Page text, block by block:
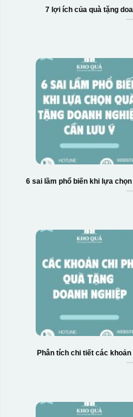
7 lợi ích của quà tặng
6 sai lầm phổ biến khi lựa
Phân tích chi tiết các